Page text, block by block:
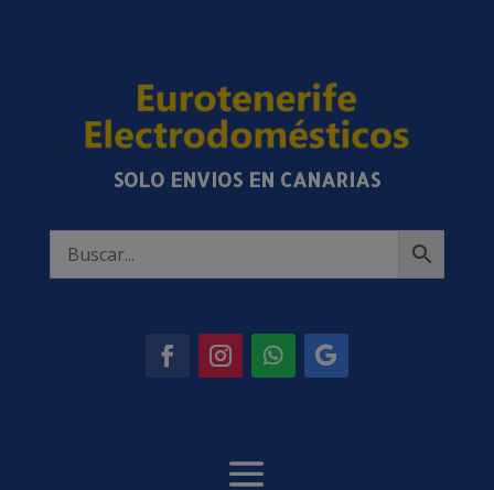
SOLO ENVIOS EN CANARIAS